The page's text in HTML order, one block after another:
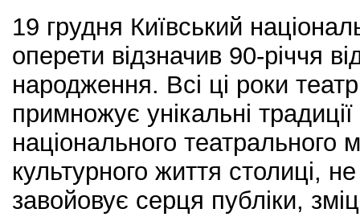
19 грудня Київський
оперети відзначив 90-річчя
народження. Всі ці роки
примножує унікальні традиції
національного театрального
культурного життя столиці,
завойовує серця публіки,